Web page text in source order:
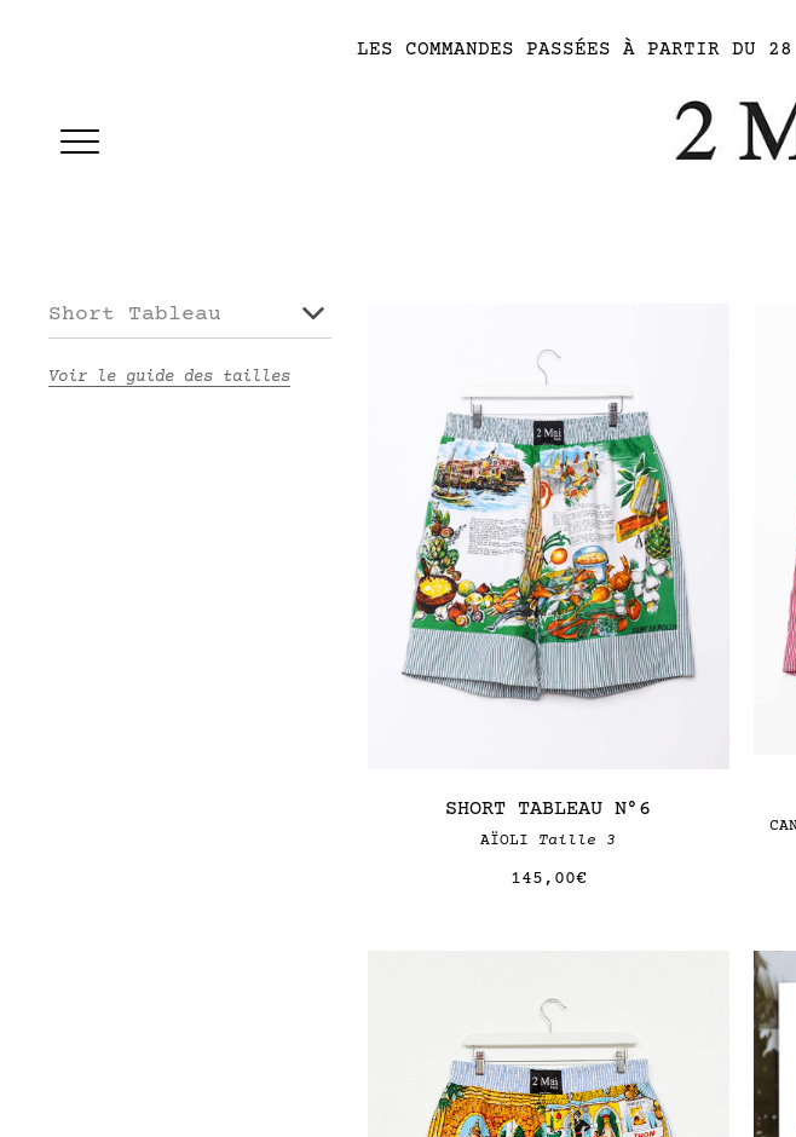
LES COMMANDES PASSÉES À PARTIR DU
Short Tableau
Voir le guide des tailles
SHORT TABLEAU N°6
AÏOLI Taille 3
145,00€